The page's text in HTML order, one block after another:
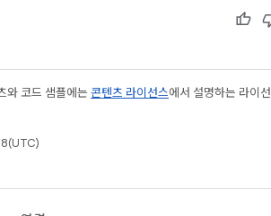
와 코드 샘플에는 콘텐츠 라이선스에서 설명하는 라이